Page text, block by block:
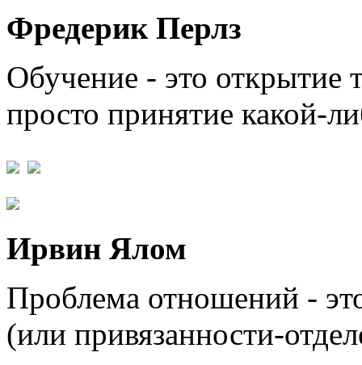
Фредерик Перлз
Обучение - это открытие
просто принятие какой-
Ирвин Ялом
Проблема отношений -
(или привязанности-